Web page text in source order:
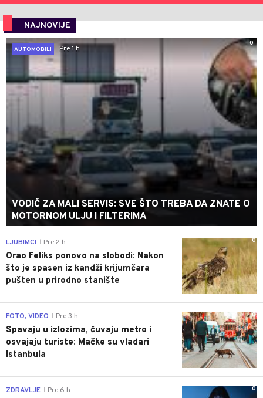
NAJNOVIJE
0
AUTOMOBILI
Pre 1 h
VODIČ ZA MALI SERVIS: SVE ŠTO TREBA DA ZNATE O
MOTORNOM ULJU I FILTERIMA
0
LJUBIMCI Pre 2 h
Orao Feliks ponovo na slobodi: Nakon
što je spasen iz kandži krijumčara
pušten u prirodno stanište
0
FOTO, VIDEO Pre 3 h
Spavaju u izlozima, čuvaju metro i
osvajaju turiste: Mačke su vladari
Istanbula
0
ZDRAVLJE Pre 6 h